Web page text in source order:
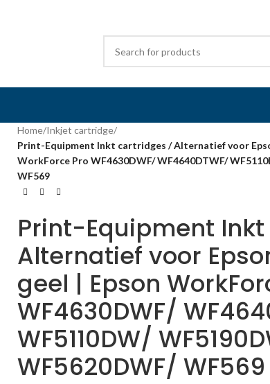
Home/Inkjet cartridge/
Print-Equipment Inkt cartridges / Alternatief voor
WorkForce Pro WF4630DWF/ WF4640DTWF/
WF569
Print-Equipment
Alternatief voor
geel | Epson
WF4630DWF/
WF5110DW/
WF5620DWF/ WF569